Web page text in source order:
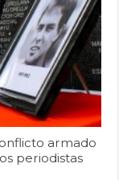
armado
periodistas